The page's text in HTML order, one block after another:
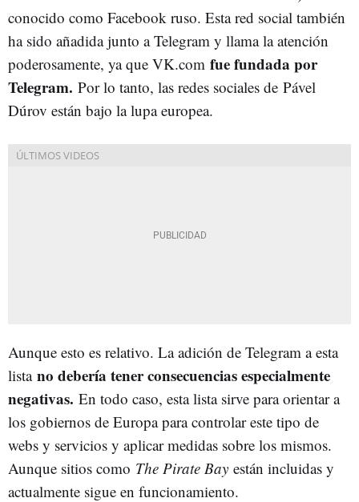
conocido como Facebook ruso. Esta red social también
ha sido añadida junto a Telegram y llama la atención
poderosamente, ya que VK.com fue fundada por
Telegram. Por lo tanto, las redes sociales de Pável
Dúrov están bajo la lupa europea.
Aunque esto es relativo. La adición de Telegram a esta
lista no debería tener consecuencias especialmente
negativas. En todo caso, esta lista sirve para orientar a
los gobiernos de Europa para controlar este tipo de
webs y servicios y aplicar medidas sobre los mismos.
Aunque sitios como The Pirate Bay están incluidas y
actualmente sigue en funcionamiento.